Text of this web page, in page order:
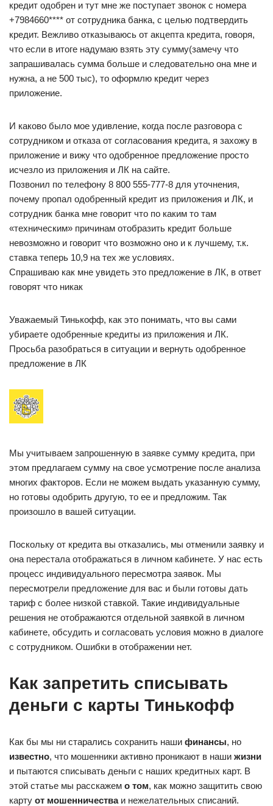
кредит одобрен и тут мне же поступает звонок с номера
+7984660**** от сотрудника банка, с целью подтвердить
кредит. Вежливо отказываюсь от акцепта кредита, говоря,
что если в итоге надумаю взять эту сумму(замечу что
запрашивалась сумма больше и следовательно она мне и
нужна, а не 500 тыс), то оформлю кредит через
приложение.
И каково было мое удивление, когда после разговора с
сотрудником и отказа от согласования кредита, я захожу в
приложение и вижу что одобренное предложение просто
исчезло из приложения и ЛК на сайте.
Позвонил по телефону 8 800 555-777-8 для уточнения,
почему пропал одобренный кредит из приложения и ЛК, и
сотрудник банка мне говорит что по каким то там
«техническим» причинам отобразить кредит больше
невозможно и говорит что возможно оно и к лучшему, т.к.
ставка теперь 10,9 на тех же условиях.
Спрашиваю как мне увидеть это предложение в ЛК, в ответ
говорят что никак
Уважаемый Тинькофф, как это понимать, что вы сами
убираете одобренные кредиты из приложения и ЛК.
Просьба разобраться в ситуации и вернуть одобренное
предложение в ЛК
Мы учитываем запрошенную в заявке сумму кредита, при
этом предлагаем сумму на свое усмотрение после анализа
многих факторов. Если не можем выдать указанную сумму,
но готовы одобрить другую, то ее и предложим. Так
произошло в вашей ситуации.
Поскольку от кредита вы отказались, мы отменили заявку и
она перестала отображаться в личном кабинете. У нас есть
процесс индивидуального пересмотра заявок. Мы
пересмотрели предложение для вас и были готовы дать
тариф с более низкой ставкой. Такие индивидуальные
решения не отображаются отдельной заявкой в личном
кабинете, обсудить и согласовать условия можно в диалоге
с сотрудником. Ошибки в отображении нет.
Как запретить списывать
деньги с карты Тинькофф
Как бы мы ни старались сохранить наши финансы, но
известно, что мошенники активно проникают в наши жизни
и пытаются списывать деньги с наших кредитных карт. В
этой статье мы расскажем о том, как можно защитить свою
карту от мошенничестваи нежелательных списаний.